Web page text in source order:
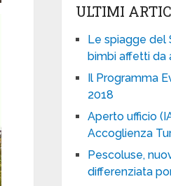
ULTIMI
Le spiagge del
bimbi affetti da
Il Programma
2018
Aperto ufficio
Accoglienza
Pescoluse,
differenziata